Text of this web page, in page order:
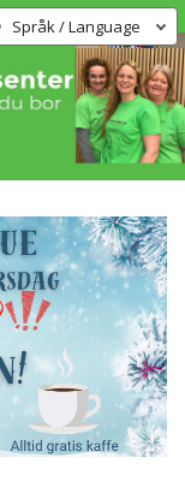
Språk / Language